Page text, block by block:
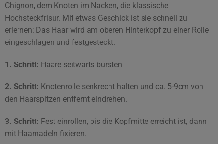
Chignon, dem Knoten im Nacken, die klassische
Hochsteckfrisur. Mit etwas Geschick ist sie schnell zu
erlernen: Das Haar wird am oberen Hinterkopf zu einer Rolle
eingeschlagen und festgesteckt.
1. Schritt: Haare seitwärts bürsten
2. Schritt: Knotenrolle senkrecht halten und ca. 5-9cm von
den Haarspitzen entfernt eindrehen.
3. Schritt: Fest einrollen, bis die Kopfmitte erreicht ist, dann
mit Haarnadeln fixieren.